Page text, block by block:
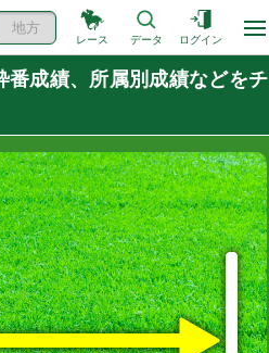
地方
レース データ ログイン
成績、所属別成績などをチ